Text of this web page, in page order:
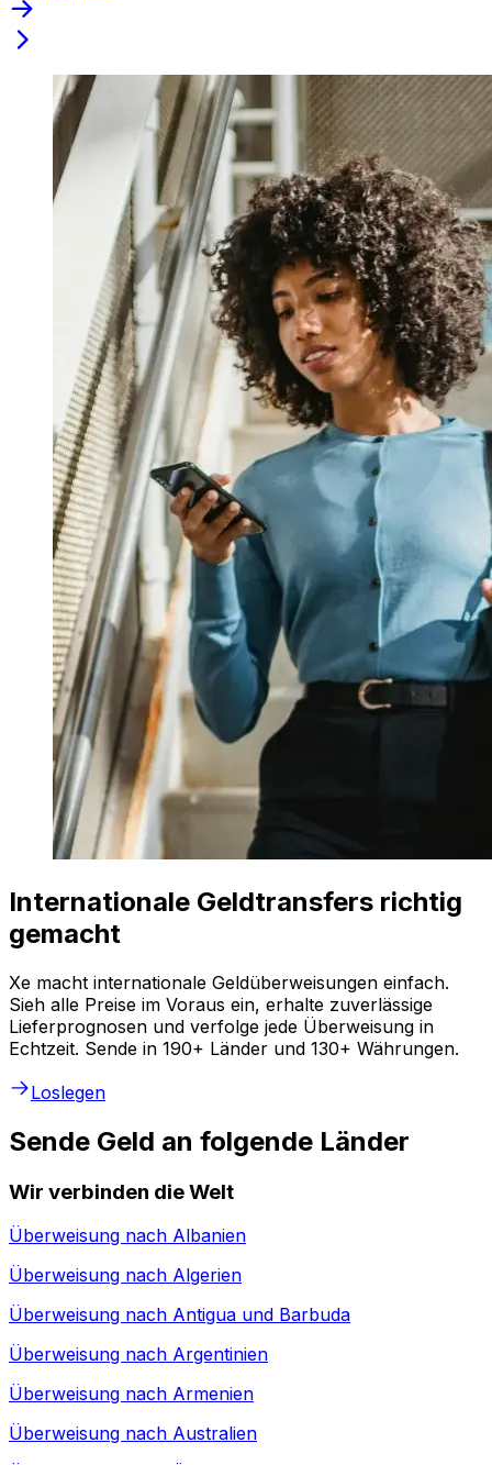
Internationale Geldtransfers richtig
gemacht
Xe macht internationale Geldüberweisungen einfach.
Sieh alle Preise im Voraus ein, erhalte zuverlässige
Lieferprognosen und verfolge jede Überweisung in
Echtzeit. Sende in 190+ Länder und 130+ Währungen.
Loslegen
Sende Geld an folgende Länder
Wir verbinden die Welt
Überweisung nach Albanien
Überweisung nach Algerien
Überweisung nach Antigua und Barbuda
Überweisung nach Argentinien
Überweisung nach Armenien
Überweisung nach Australien